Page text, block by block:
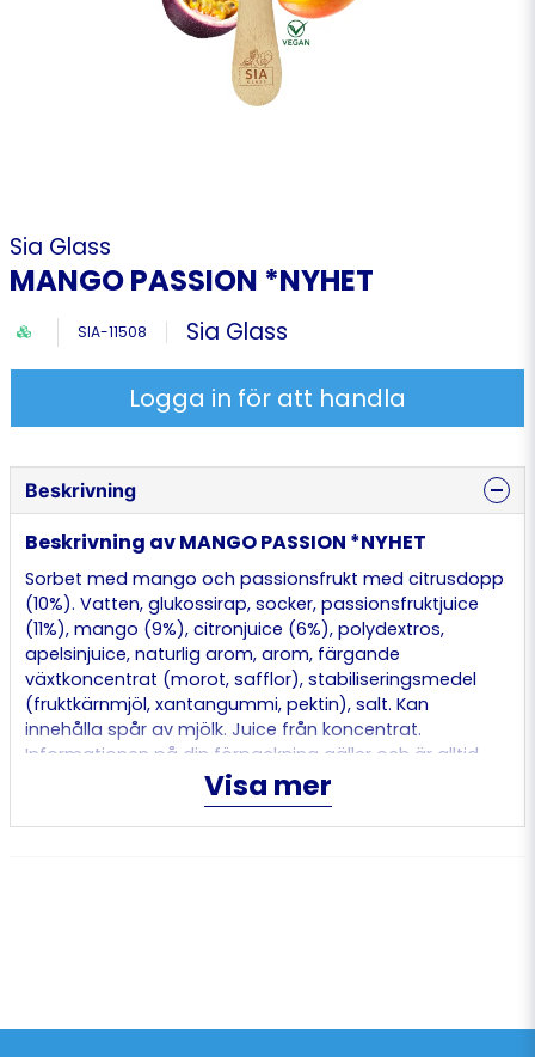
Sia Glass
MANGO PASSION *NYHET
SIA-11508 Sia Glass
Logga in för att handla
Beskrivning
Beskrivning av MANGO PASSION *NYHET
Sorbet med mango och passionsfrukt med citrusdopp
(10%). Vatten, glukossirap, socker, passionsfruktjuice
(11%), mango (9%), citronjuice (6%), polydextros,
apelsinjuice, naturlig arom, arom, färgande
växtkoncentrat (morot, safflor), stabiliseringsmedel
(fruktkärnmjöl, xantangummi, pektin), salt. Kan
innehålla spår av mjölk. Juice från koncentrat.
Informationen på din förpackning gäller och är alltid
korrekt uppdaterad med produktens innehåll.
Visa mer